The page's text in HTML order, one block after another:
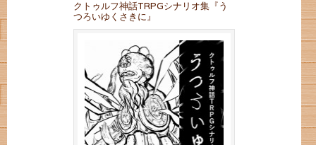
クトゥルフ神話TRPGシナリオ集『う
つろいゆくさきに』